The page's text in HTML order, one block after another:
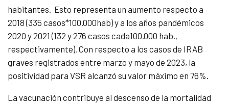
habitantes. Esto representa un aumento respecto a
2018 (335 casos*100.000hab) y a los años pandémicos
2020 y 2021 (132 y 276 casos cada100.000 hab.,
respectivamente). Con respecto a los casos de IRAB
graves registrados entre marzo y mayo de 2023, la
positividad para VSR alcanzó su valor máximo en 76%.
La vacunación contribuye al descenso de la mortalidad